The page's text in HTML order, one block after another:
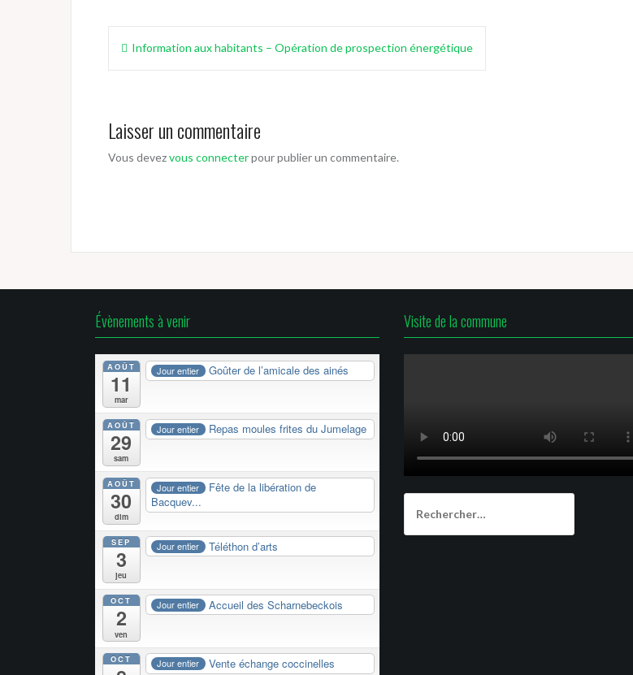
Navigation
Information aux habitants – Opération de prospection énergétique
Laisser un commentaire
Vous devezvous connecterpour publier un commentaire.
Évènements à venir
AOÛT
11
mar
Jour entier Goûter de l’amicale des ainés
AOÛT
29
sam
Jour entier Repas moules frites du Jumelage
AOÛT
30
dim
Jour entier
Fête de la libération de
Bacquev...
SEP
3
jeu
Jour entier Téléthon d’arts
OCT
2
ven
Jour entier Accueil des Scharnebeckois
OCT Jour entier Vente échange coccinelles
Visite de la commune